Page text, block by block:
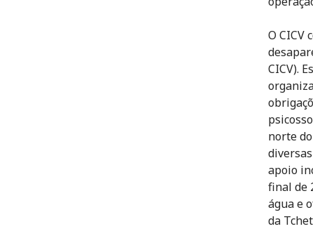
O CICV
CICV).
norte
apoio
final de
água e
da